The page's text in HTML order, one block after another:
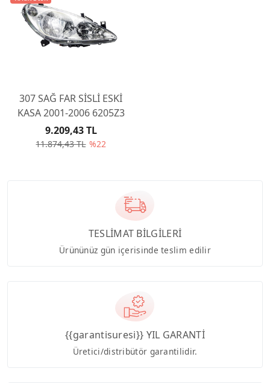
307 SAĞ FAR SİSLİ ESKİ
KASA 2001-2006 6205Z3
11.874,43 TL %22
9.209,43 TL
TESLİMAT BİLGİLERİ
Ürününüz gün içerisinde teslim edilir
{{garantisuresi}} YIL GARANTİ
Üretici/distribütör garantilidir.